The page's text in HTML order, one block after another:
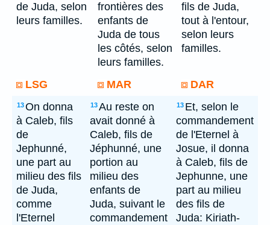
de Juda, selon
leurs familles.
frontières des
enfants de
Juda de tous
les côtés, selon
leurs familles.
fils de Juda,
tout à l'entour,
selon leurs
familles.
LSG MAR DAR
13On donna
à Caleb, fils
de
Jephunné,
une part au
milieu des fils
de Juda,
comme
l'Eternel
13Au reste on
avait donné à
Caleb, fils de
Jéphunné, une
portion au
milieu des
enfants de
Juda, suivant le
commandement
13 Et, selon le
commandement
de l'Eternel à
Josue, il donna
à Caleb, fils de
Jephunne, une
part au milieu
des fils de
Juda: Kiriath-